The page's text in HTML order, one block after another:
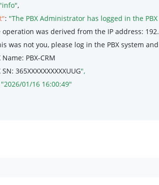
"info",
:
The operation was derived from the IP address:
If this was not you, please log in the PBX
PBX Name: PBX-CRM
SN:
365XXXXXXXXXXUUG
"2026/01/16 16:00:49"